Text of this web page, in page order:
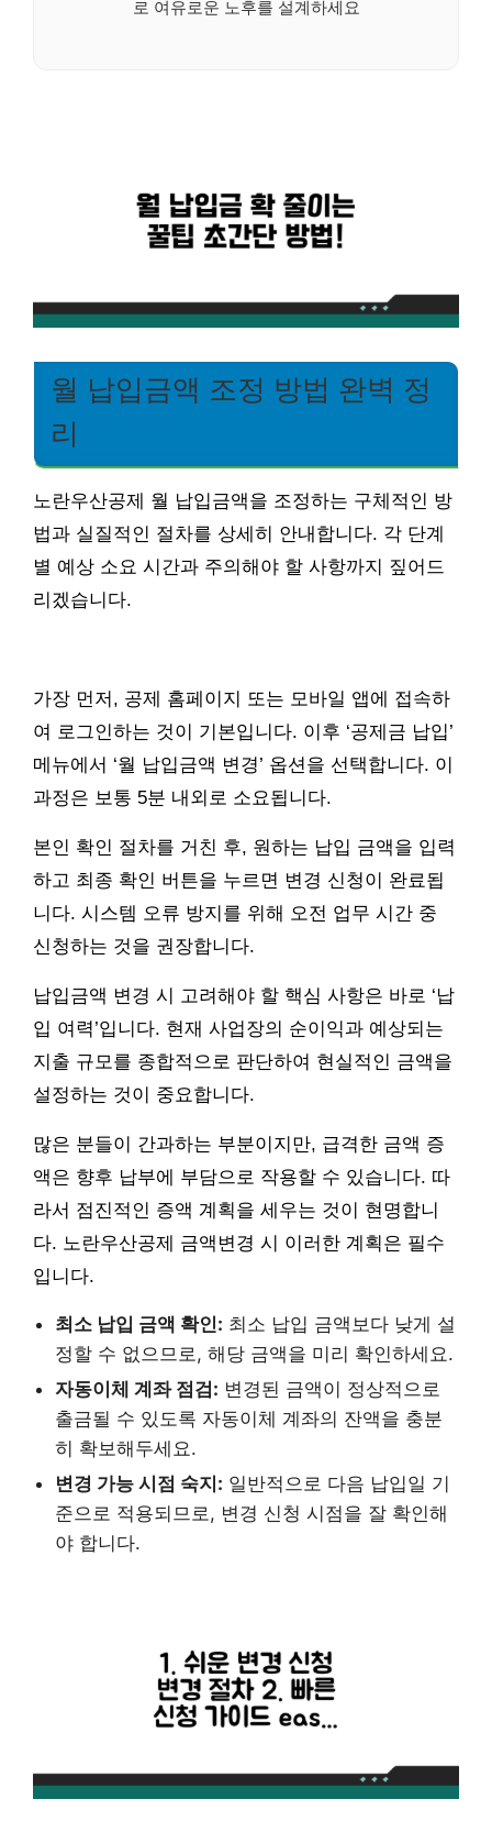
로 여유로운 노후를 설계하세요
월 납입금액 조정 방법 완벽 정
리
노란우산공제 월 납입금액을 조정하는 구체적인 방
법과 실질적인 절차를 상세히 안내합니다. 각 단계
별 예상 소요 시간과 주의해야 할 사항까지 짚어드
리겠습니다.
가장 먼저, 공제 홈페이지 또는 모바일 앱에 접속하
여 로그인하는 것이 기본입니다. 이후 ‘공제금 납입’
메뉴에서 ‘월 납입금액 변경’ 옵션을 선택합니다. 이
과정은 보통 5분 내외로 소요됩니다.
본인 확인 절차를 거친 후, 원하는 납입 금액을 입력
하고 최종 확인 버튼을 누르면 변경 신청이 완료됩
니다. 시스템 오류 방지를 위해 오전 업무 시간 중
신청하는 것을 권장합니다.
납입금액 변경 시 고려해야 할 핵심 사항은 바로 ‘납
입 여력’입니다. 현재 사업장의 순이익과 예상되는
지출 규모를 종합적으로 판단하여 현실적인 금액을
설정하는 것이 중요합니다.
많은 분들이 간과하는 부분이지만, 급격한 금액 증
액은 향후 납부에 부담으로 작용할 수 있습니다. 따
라서 점진적인 증액 계획을 세우는 것이 현명합니
다. 노란우산공제 금액변경 시 이러한 계획은 필수
입니다.
최소 납입 금액 확인: 최소 납입 금액보다 낮게 설
정할 수 없으므로, 해당 금액을 미리 확인하세요.
자동이체 계좌 점검: 변경된 금액이 정상적으로
출금될 수 있도록 자동이체 계좌의 잔액을 충분
히 확보해두세요.
변경 가능 시점 숙지: 일반적으로 다음 납입일 기
준으로 적용되므로, 변경 신청 시점을 잘 확인해
야 합니다.